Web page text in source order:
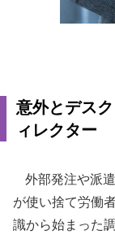
意外とデス
ィレクター
外部発注や派
が使い捨て労働
識から始まった